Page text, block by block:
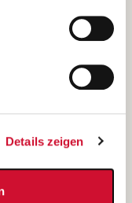
Details zeigen
Unterfranken